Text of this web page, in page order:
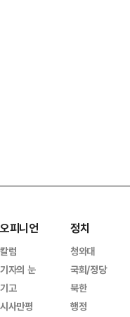
오피니언
칼럼
기자의 눈
기고
시사만평
정치
청와대
국회/정당
북한
행정